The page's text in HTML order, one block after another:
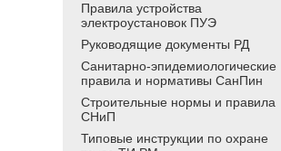
Правила устройства
электроустановок ПУЭ
Руководящие документы РД
Санитарно-эпидемиологические
правила и нормативы СанПин
Строительные нормы и правила
СНиП
Типовые инструкции по охране